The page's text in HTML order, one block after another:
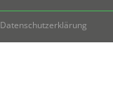
Datenschutzerklärung